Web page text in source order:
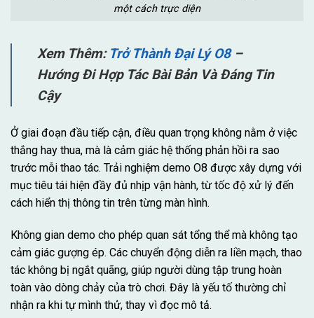
một cách trực diện
Xem Thêm: Trở Thành Đại Lý O8–
Hướng Đi Hợp Tác Bài Bản Và Đáng Tin
Cậy
Ở giai đoạn đầu tiếp cận, điều quan trọng không nằm ở việc
thắng hay thua, mà là cảm giác hệ thống phản hồi ra sao
trước mỗi thao tác. Trải nghiệm demo O8 được xây dựng với
mục tiêu tái hiện đầy đủ nhịp vận hành, từ tốc độ xử lý đến
cách hiển thị thông tin trên từng màn hình.
Không gian demo cho phép quan sát tổng thể mà không tạo
cảm giác gượng ép. Các chuyển động diễn ra liền mạch, thao
tác không bị ngắt quãng, giúp người dùng tập trung hoàn
toàn vào dòng chảy của trò chơi. Đây là yếu tố thường chỉ
nhận ra khi tự mình thử, thay vì đọc mô tả.